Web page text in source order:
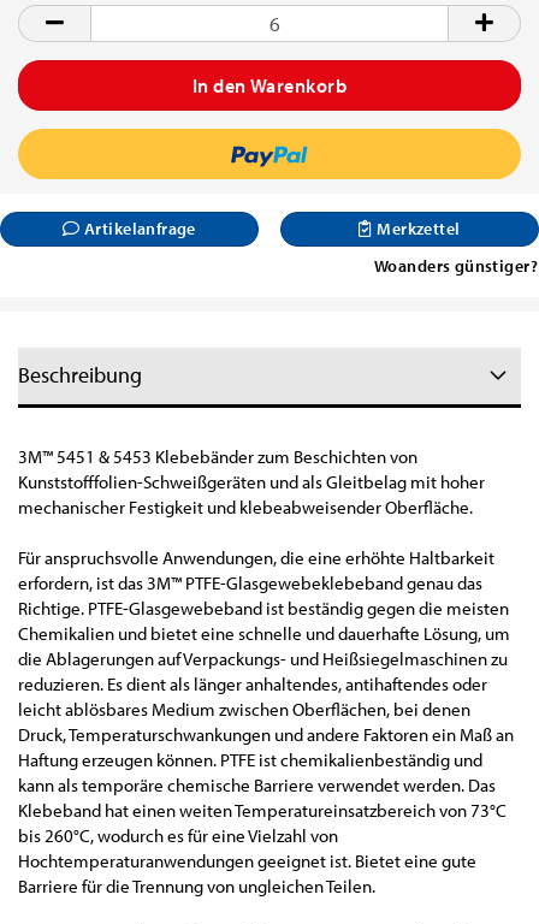
Rolle
Artikelanfrage
Merkzettel
Woanders günstiger?
Beschreibung
3M™ 5451 & 5453 Klebebänder zum Beschichten von
Kunststofffolien-Schweißgeräten und als Gleitbelag mit hoher
mechanischer Festigkeit und klebeabweisender Oberfläche.
Für anspruchsvolle Anwendungen, die eine erhöhte Haltbarkeit
erfordern, ist das 3M™ PTFE-Glasgewebeklebeband genau das
Richtige. PTFE-Glasgewebeband ist beständig gegen die meisten
Chemikalien und bietet eine schnelle und dauerhafte Lösung, um
die Ablagerungen auf Verpackungs- und Heißsiegelmaschinen zu
reduzieren. Es dient als länger anhaltendes, antihaftendes oder
leicht ablösbares Medium zwischen Oberflächen, bei denen
Druck, Temperaturschwankungen und andere Faktoren ein Maß an
Haftung erzeugen können. PTFE ist chemikalienbeständig und
kann als temporäre chemische Barriere verwendet werden. Das
Klebeband hat einen weiten Temperatureinsatzbereich von 73°C
bis 260°C, wodurch es für eine Vielzahl von
Hochtemperaturanwendungen geeignet ist. Bietet eine gute
Barriere für die Trennung von ungleichen Teilen.